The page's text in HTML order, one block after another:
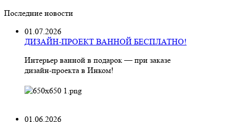
Последние новости
01.07.2026
ДИЗАЙН-ПРОЕКТ ВАННОЙ БЕСПЛАТНО!
Интерьер ванной в подарок — при заказе
дизайн‑проекта в Инком!
01.06.2026